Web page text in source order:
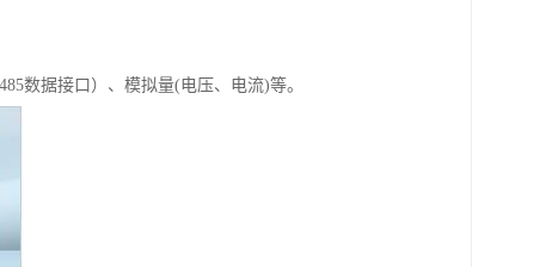
数据接口）、模拟量(电压、电流)等。